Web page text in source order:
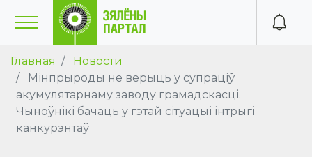
Главная
Новости
Мінпрыроды не верыць у супраціў
акумулятарнаму заводу грамадскасці.
Чыноўнікі бачаць у гэтай сітуацыі інтрыгі
канкурэнтаў